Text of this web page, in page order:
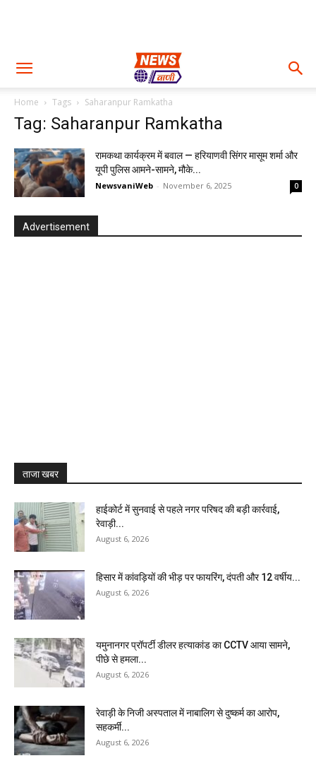
Home Tags Saharanpur Ramkatha
Tag: Saharanpur Ramkatha
रामकथा कार्यक्रम में बवाल — हरियाणवी सिंगर मासूम शर्मा और
यूपी पुलिस आमने-सामने, मौके...
NewsvaniWeb - November 6, 2025 0
Advertisement
ताजा खबर
हाईकोर्ट में सुनवाई से पहले नगर परिषद की बड़ी कार्रवाई,
रेवाड़ी...
August 6, 2026
हिसार में कांवड़ियों की भीड़ पर फायरिंग, दंपती और 12 वर्षीय...
August 6, 2026
यमुनानगर प्रॉपर्टी डीलर हत्याकांड का CCTV आया सामने,
पीछे से हमला...
August 6, 2026
रेवाड़ी के निजी अस्पताल में नाबालिग से दुष्कर्म का आरोप,
सहकर्मी...
August 6, 2026